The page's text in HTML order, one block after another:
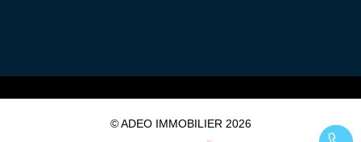
© ADEO IMMOBILIER 2026